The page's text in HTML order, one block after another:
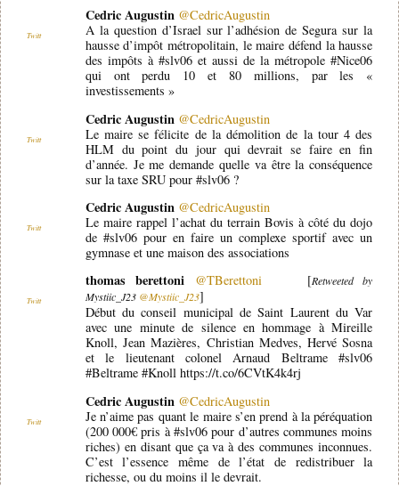
Twitt
Cedric Augustin @CedricAugustin
A la question d’Israel sur l’adhésion de Segura sur la
hausse d’impôt métropolitain, le maire défend la hausse
des impôts à #slv06 et aussi de la métropole #Nice06
qui ont perdu 10 et 80 millions, par les «
investissements »
Twitt
Cedric Augustin @CedricAugustin
Le maire se félicite de la démolition de la tour 4 des
HLM du point du jour qui devrait se faire en fin
d’année. Je me demande quelle va être la conséquence
sur la taxe SRU pour #slv06 ?
Twitt
Cedric Augustin @CedricAugustin
Le maire rappel l’achat du terrain Bovis à côté du dojo
de #slv06 pour en faire un complexe sportif avec un
gymnase et une maison des associations
Twitt
thomas berettoni @TBerettoni [Retweeted by
Mystiic_J23 @Mystiic_J23]
Début du conseil municipal de Saint Laurent du Var
avec une minute de silence en hommage à Mireille
Knoll, Jean Mazières, Christian Medves, Hervé Sosna
et le lieutenant colonel Arnaud Beltrame #slv06
#Beltrame #Knoll https://t.co/6CVtK4k4rj
Twitt
Cedric Augustin @CedricAugustin
Je n’aime pas quant le maire s’en prend à la péréquation
(200 000€ pris à #slv06 pour d’autres communes moins
riches) en disant que ça va à des communes inconnues.
C’est l’essence même de l’état de redistribuer la
richesse, ou du moins il le devrait.